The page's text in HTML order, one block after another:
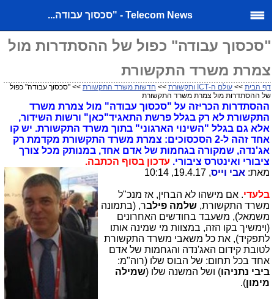
Telecom News - "סכסוך עבודה...
"סכסוך עבודה" כפול של ההסתדרות מול
צמרת משרד התקשורת
דף הבית>> עולם ה-ICT ותקשורת >> חדשות משרד התקשורת>> "סכסוך עבודה" כפול
של ההסתדרות מול צמרת משרד התקשורת
ההסתדרות הכריזה על "סכסוך עבודה" מול צמרת משרד
התקשורת לא רק בגלל פרשת התאגיד"כאן" ורשות השידור,
אלא גם בגלל "השינוי הארגוני" בתוך משרד התקשורת. יש קו
אחד זהה ל-2 הסכסוכים: צמרת משרד התקשורת מקדמת רק
אג'נדה, שמקורה בגחמות של אדם אחד, במנותק מכל צורך
ציבורי ואינטרס ציבורי. עדכון בסוף הכתבה.
מאת: אבי וייס, 19.4.17, 10:14
בלעדי. אם מישהו לא הבחין, אז מנכ"ל
משרד התקשורת, שלמה פילבר, (בתמונה
משמאל), משעבד בחודשים האחרונים
(וימשיך בקו הזה, במצוות מי שמינה אותו
לתפקיד), את כל משאבי משרד התקשורת
לטובת קידום האג'נדה והגחמות של אדם
אחד בכל תחום: של הבוס שלו (רוה"מ:
ביבי נתניהו) ושל המשנה שלו (שמילה
מימון).